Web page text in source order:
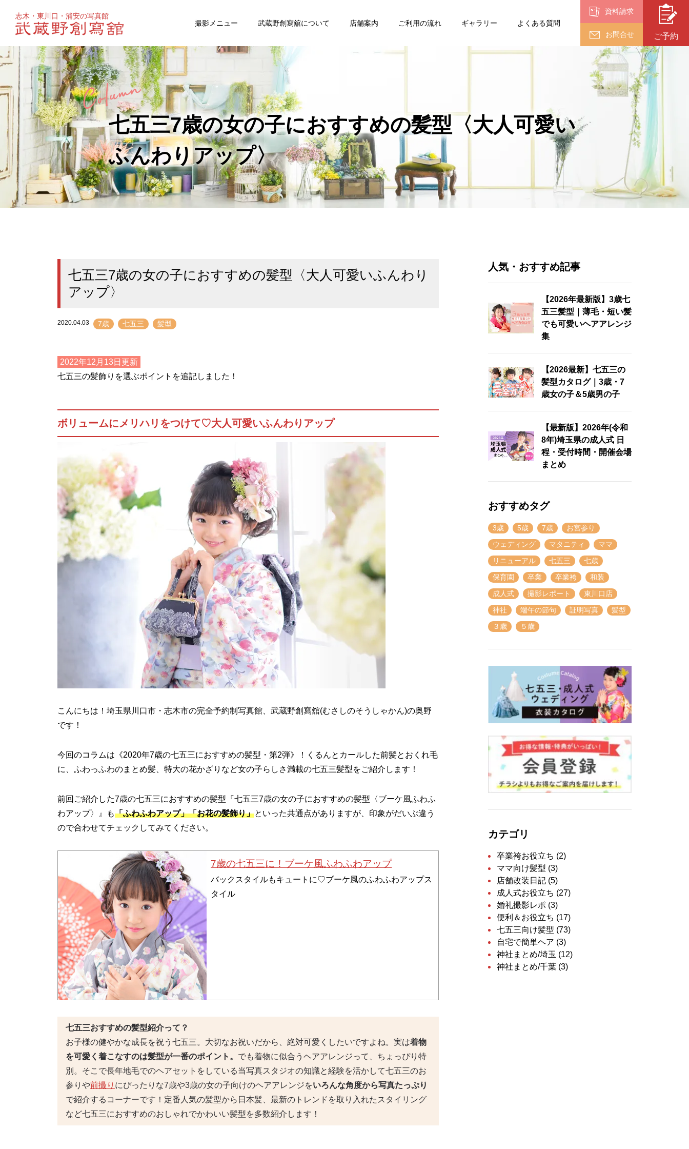
志木・東川口・浦安の写真館
撮影メニュー
マタニティ
百日祝い
卒業
（18歳以上）
成人式 ウェディング
家族写真・
記念写真
証明写真
武蔵野創寫舘について 店舗案内 ご利用の流れ ギャラリー よくある質問
資料請求
お問合せ ご予約
七五三7歳の女の子におすすめの髪型〈大人可愛い
ふんわりアップ〉
七五三7歳の女の子におすすめの髪型〈大人可愛いふんわり
アップ〉
2020.04.03 7歳 七五三 髪型
2022年12月13日更新
七五三の髪飾りを選ぶポイントを追記しました！
ボリュームにメリハリをつけて♡大人可愛いふんわりアップ
こんにちは！埼玉県川口市・志木市の完全予約制写真館、武蔵野創寫舘(むさしのそうしゃかん)の奥野
です！
今回のコラムは《2020年7歳の七五三におすすめの髪型・第2弾》！くるんとカールした前髪とおくれ毛
に、ふわっふわのまとめ髪、特大の花かざりなど女の子らしさ満載の七五三髪型をご紹介します！
前回ご紹介した7歳の七五三におすすめの髪型『七五三7歳の女の子におすすめの髪型〈ブーケ風ふわふ
わアップ〉』も「ふわふわアップ」「お花の髪飾り」といった共通点がありますが、印象がだいぶ違う
ので合わせてチェックしてみてください。
7歳の七五三に！ブーケ風ふわふわアップ
バックスタイルもキュートに♡ブーケ風のふわふわアップス
タイル
七五三おすすめの髪型紹介って？
お子様の健やかな成長を祝う七五三。大切なお祝いだから、絶対可愛くしたいですよね。実は着物
を可愛く着こなすのは髪型が一番のポイント。 でも着物に似合うヘアアレンジって、ちょっぴり特
別。そこで長年地毛でのヘアセットをしている当写真スタジオの知識と経験を活かして七五三のお
参りや前撮り にぴったりな7歳や3歳の女の子向けのヘアアレンジをいろんな角度から写真たっぷり
で紹介するコーナーです！定番人気の髪型から日本髪、最新のトレンドを取り入れたスタイリング
など七五三におすすめのおしゃれでかわいい髪型を多数紹介します！
人気・おすすめ記事
【2026年最新版】3歳七
五三髪型｜薄毛・短い髪
でも可愛いヘアアレンジ
集
【2026最新】七五三の
髪型カタログ｜3歳・7
歳女の子＆5歳男の子
【最新版】2026年(令和
8年)埼玉県の成人式 日
程・受付時間・開催会場
まとめ
おすすめタグ
3歳 5歳 7歳
お宮参り
ウェディング
マタニティ
ママ
リニューアル
七五三
七歳
保育園
卒業 卒業袴
和装
成人式
撮影レポート
東川口店
神社
端午の節句 証明写真
髪型
３歳
５歳
カテゴリ
卒業袴お役立ち (2)
ママ向け髪型 (3)
店舗改装日記 (5)
成人式お役立ち (27)
婚礼撮影レポ (3)
便利＆お役立ち (17)
七五三向け髪型 (73)
自宅で簡単ヘア (3)
神社まとめ/埼玉 (12)
神社まとめ/千葉 (3)